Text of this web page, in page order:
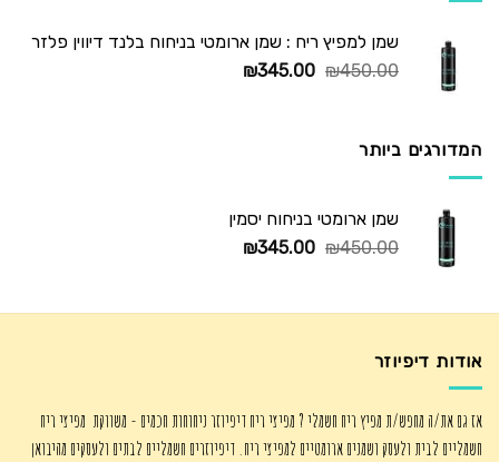
שמן למפיץ ריח : שמן ארומטי בניחוח בלנד דיווין פלזר
₪450.00
המחיר
₪345.00
המחיר
המדורגים ביותר
שמן ארומטי בניחוח יסמין
₪450.00
המחיר
₪450.00.
₪345.00
המחיר
₪345.00.
אודות דיפיוזר
אז גם את/ה מחפש/ת מפיץ ריח חשמלי ? מפיצי ריח דיפיוזר ניחוחות חכמים - משווקת מפיצי ריח
חשמליים לבית ולעסק ושמנים ארומטיים למפיצי ריח. דיפיוזרים חשמליים לבתים ולעסקים מהיבואן